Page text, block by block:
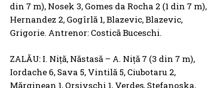
din 7 m), Nosek 3, Gomes da Rocha 2 (1 din 7 m),
Hernandez 2, Gogîrlă 1, Blazevic, Blazevic,
Grigorie. Antrenor: Costică Buceschi.
ZALĂU: I. Niță, Năstasă – A. Niță 7 (3 din 7 m),
Iordache 6, Sava 5, Vintilă 5, Ciubotaru 2,
Mărginean 1, Orsivschi 1, Verdeș, Stefanoska,